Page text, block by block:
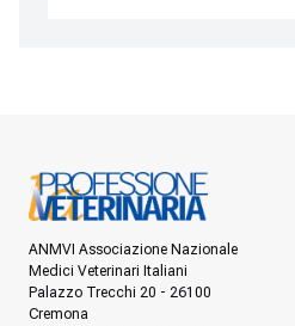
ANMVI Associazione Nazionale
Medici Veterinari Italiani
Palazzo Trecchi 20 - 26100
Cremona